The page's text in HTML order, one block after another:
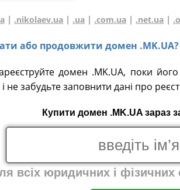
| .nikolaev.ua | .ua | .com.ua | .net.ua |
або продовжити домен .MK.UA?
домен .MK.UA, поки
забудьте заповнити дані про
Купити домен .MK.UA зараз
всіх юридичних і фізичних